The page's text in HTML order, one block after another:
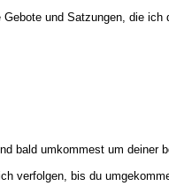
und Satzungen, die
bald umkommest um deiner
verfolgen, bis du